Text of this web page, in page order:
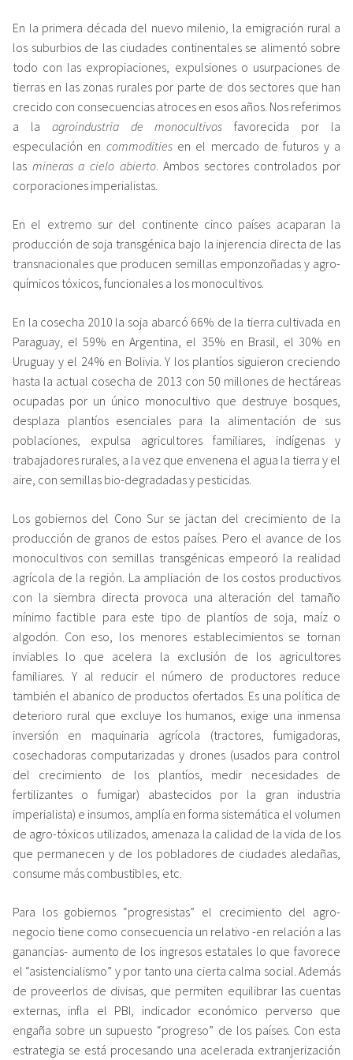
En la primera década del nuevo milenio, la emigración rural a
los suburbios de las ciudades continentales se alimentó sobre
todo con las expropiaciones, expulsiones o usurpaciones de
tierras en las zonas rurales por parte de dos sectores que han
crecido con consecuencias atroces en esos años. Nos referimos
a la agroindustria de monocultivosfavorecida por la
especulación en commoditiesen el mercado de futuros y a
las mineras a cielo abierto. Ambos sectores controlados por
corporaciones imperialistas.
En el extremo sur del continente cinco países acaparan la
producción de soja transgénica bajo la injerencia directa de las
transnacionales que producen semillas emponzoñadas y agro-
químicos tóxicos, funcionales a los monocultivos.
En la cosecha 2010 la soja abarcó 66% de la tierra cultivada en
Paraguay, el 59% en Argentina, el 35% en Brasil, el 30% en
Uruguay y el 24% en Bolivia. Y los plantíos siguieron creciendo
hasta la actual cosecha de 2013 con 50 millones de hectáreas
ocupadas por un único monocultivo que destruye bosques,
desplaza plantíos esenciales para la alimentación de sus
poblaciones, expulsa agricultores familiares, indígenas y
trabajadores rurales, a la vez que envenena el agua la tierra y el
aire, con semillas bio-degradadas y pesticidas.
Los gobiernos del Cono Sur se jactan del crecimiento de la
producción de granos de estos países. Pero el avance de los
monocultivos con semillas transgénicas empeoró la realidad
agrícola de la región. La ampliación de los costos productivos
con la siembra directa provoca una alteración del tamaño
mínimo factible para este tipo de plantíos de soja, maíz o
algodón. Con eso, los menores establecimientos se tornan
inviables lo que acelera la exclusión de los agricultores
familiares. Y al reducir el número de productores reduce
también el abanico de productos ofertados. Es una política de
deterioro rural que excluye los humanos, exige una inmensa
inversión en maquinaria agrícola (tractores, fumigadoras,
cosechadoras computarizadas y drones (usados para control
del crecimiento de los plantíos, medir necesidades de
fertilizantes o fumigar) abastecidos por la gran industria
imperialista) e insumos, amplía en forma sistemática el volumen
de agro-tóxicos utilizados, amenaza la calidad de la vida de los
que permanecen y de los pobladores de ciudades aledañas,
consume más combustibles, etc.
Para los gobiernos “progresistas” el crecimiento del agro-
negocio tiene como consecuencia un relativo -en relación a las
ganancias- aumento de los ingresos estatales lo que favorece
el “asistencialismo” y por tanto una cierta calma social. Además
de proveerlos de divisas, que permiten equilibrar las cuentas
externas, infla el PBI, indicador económico perverso que
engaña sobre un supuesto “progreso” de los países. Con esta
estrategia se está procesando una acelerada extranjerización